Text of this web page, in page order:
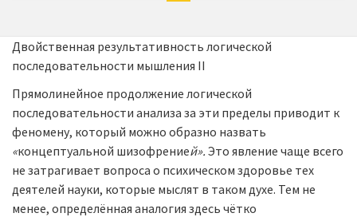
Двойственная результативность логической
последовательности мышления II
Прямолинейное продолжение логической
последовательности анализа за эти пределы приводит к
феномену, который можно об­разно назвать
«концептуальной шизофренией». Это явление чаще всего
не затрагивает вопроса о психическом здоровье тех
деятелей науки, которые мыслят в таком духе. Тем не
менее, определённая аналогия здесь чётко